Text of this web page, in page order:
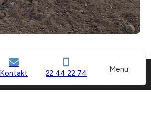
Kontakt 22 44 22 74 Menu